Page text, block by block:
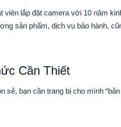
lắp đặt camera với 10 năm
sản phẩm, dịch vụ bảo hành,
Cần Thiết
sẻ, bạn cần trang bị cho mình